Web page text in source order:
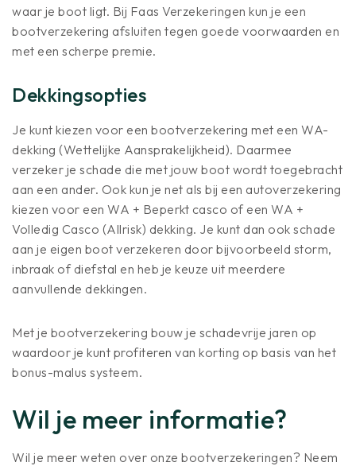
waar je boot ligt. Bij Faas Verzekeringen kun je een
bootverzekering afsluiten tegen goede voorwaarden en
met een scherpe premie.
Dekkingsopties
Je kunt kiezen voor een bootverzekering met een WA-
dekking (Wettelijke Aansprakelijkheid). Daarmee
verzeker je schade die met jouw boot wordt toegebracht
aan een ander. Ook kun je net als bij een autoverzekering
kiezen voor een WA + Beperkt casco of een WA +
Volledig Casco (Allrisk) dekking. Je kunt dan ook schade
aan je eigen boot verzekeren door bijvoorbeeld storm,
inbraak of diefstal en heb je keuze uit meerdere
aanvullende dekkingen.
Met je bootverzekering bouw je schadevrije jaren op
waardoor je kunt profiteren van korting op basis van het
bonus-malus systeem.
Wil je meer informatie?
Wil je meer weten over onze bootverzekeringen? Neem